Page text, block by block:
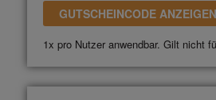
GUTSCHEINCODE ANZEIGEN
1x pro Nutzer anwendbar. Gilt nicht